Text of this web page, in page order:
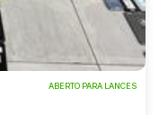
ABERTO PARA LANCES